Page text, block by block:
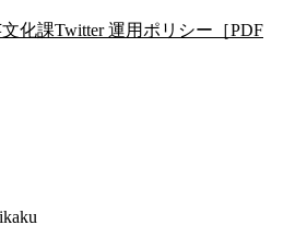
化課Twitter 運用ポリシー［PDF